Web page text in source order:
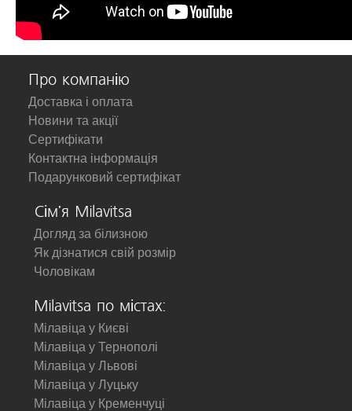
Про компанію
Доставка і оплата
Новини та акції
Сертифікати
Контактна інформація
Подарунковий сертифікат
Сім'я Milavitsa
Догляд за білизною
Як дізнатися свій розмір
Чоловікам
Milavitsa по містах:
Мілавіца у Києві
Мілавіца у Тернополі
Мілавіца у Львові
Мілавіца у Луцьку
Мілавіца у Кременчуці